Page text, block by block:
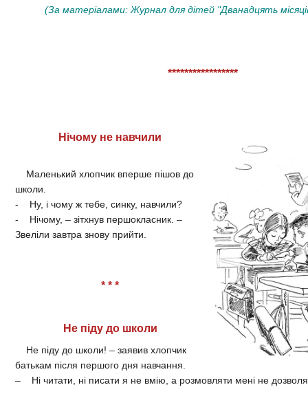
(За матеріалами: Журнал для дітей "Дванадцять
*****************
Нічому не навчили
Маленький хлопчик вперше пішов до
школи.
- Ну, і чому ж тебе, синку, навчили?
- Нічому, – зітхнув першокласник. –
Звеліли завтра знову прийти.
* * *
Не піду до школи
Не піду до школи! – заявив хлопчик
батькам після першого дня навчання.
– Ні читати, ні писати я не вмію, а розмовляти мені не